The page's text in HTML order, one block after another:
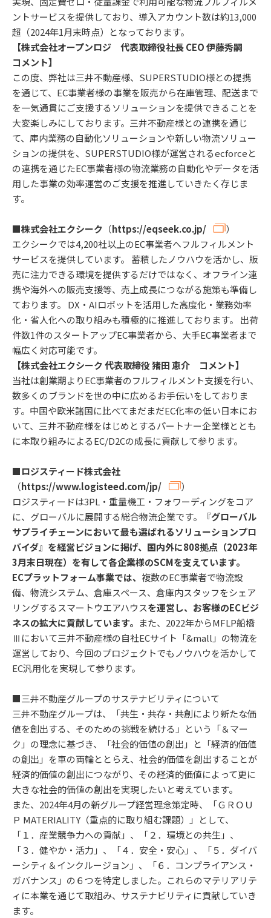
ントサービスを提供しており、導入アカウント数は約13,000
超（2024年1月末時点）となっております。
【株式会社オープンロジ 代表取締役社長 CEO 伊藤秀嗣
コメント】
この度、弊社は三井不動産様、SUPERSTUDIO様との提携
を通じて、EC事業者様の事業を販売から在庫管理、配送まで
を一気通貫にご支援するソリューションを提供できることを
大変楽しみにしております。三井不動産様との連携を通じ
て、庫内業務の自動化ソリューションや新しい物流ソリュー
ションの提供を、SUPERSTUDIO様が運営されるecforceと
の連携を通じたEC事業者様の物流業務の自動化やデータを活
用した事業の効率運営のご支援を推進していきたく存じま
す。
■株式会社エクシーク （https://eqseek.co.jp/
）
エクシークでは4,200社以上のEC事業者へフルフィルメント
サービスを提供しています。 蓄積したノウハウを活かし、販
売に注力できる環境を提供するだけではなく、オフライン連
携や海外への販売支援等、売上成長につながる施策も準備し
ております。 DX・AIロボットを活用した高度化・業務効率
化・省人化への取り組みも積極的に推進しております。 出荷
件数1件のスタートアップEC事業者から、大手EC事業者まで
幅広く対応可能です。
【株式会社エクシーク 代表取締役 猪田 恵介 コメント】
当社は創業期よりEC事業者のフルフィルメント支援を行い、
数多くのブランドを世の中に広めるお手伝いをしておりま
す。中国や欧米諸国に比べてまだまだEC化率の低い日本にお
いて、三井不動産様をはじめとするパートナー企業様ととも
に本取り組みによるEC/D2Cの成長に貢献して参ります。
■ロジスティード株式会社
（https://www.logisteed.com/jp/
）
ロジスティードは3PL・重量機工・フォワーディングをコア
に、グローバルに展開する総合物流企業です。『グローバル
サプライチェーンにおいて最も選ばれるソリューションプロ
バイダ』を経営ビジョンに掲げ、国内外に808拠点（2023年
3月末日現在）を有して各企業様のSCMを支えています。
ECプラットフォーム事業では、 複数のEC事業者で物流設
備、物流システム、倉庫スペース、倉庫内スタッフをシェア
リングするスマートウエアハウスを運営し、お客様のECビジ
ネスの拡大に貢献しています。 また、2022年からMFLP船橋
Ⅲにおいて三井不動産様の自社ECサイト「&mall」の物流を
運営しており、今回のプロジェクトでもノウハウを活かして
EC汎用化を実現して参ります。
■三井不動産グループのサステナビリティについて
三井不動産グループは、「共生・共存・共創により新たな価
値を創出する、そのための挑戦を続ける」という「＆マー
ク」の理念に基づき、「社会的価値の創出」と「経済的価値
の創出」を車の両輪ととらえ、社会的価値を創出することが
経済的価値の創出につながり、その経済的価値によって更に
大きな社会的価値の創出を実現したいと考えています。
また、2024年4月の新グループ経営理念策定時、「ＧＲＯＵ
Ｐ MATERIALITY（重点的に取り組む課題）」として、
「１．産業競争力への貢献」、「２．環境との共生」、
「３．健やか・活力」、「４．安全・安心」、「５．ダイバ
ーシティ＆インクルージョン」、「６．コンプライアンス・
ガバナンス」の６つを特定しました。これらのマテリアリテ
ィに本業を通じて取組み、サステナビリティに貢献していき
ます。